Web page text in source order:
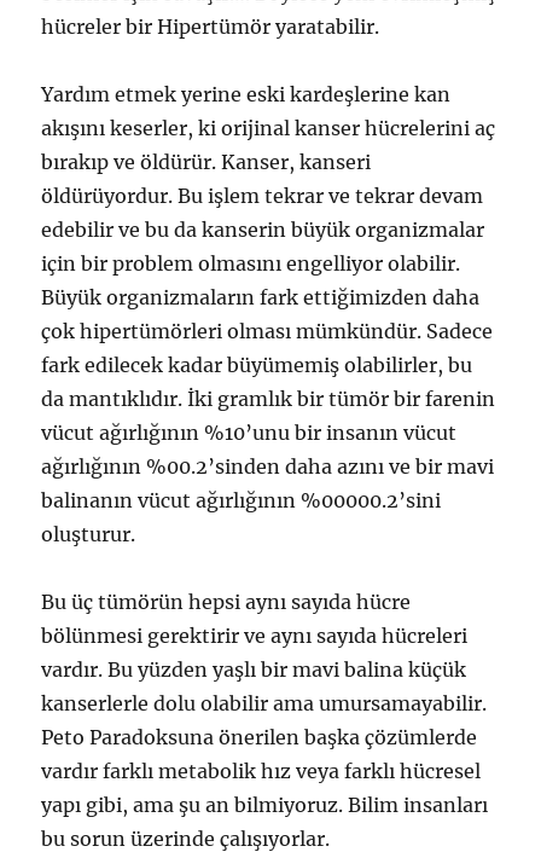
hücreler bir Hipertümör yaratabilir.
Yardım etmek yerine eski kardeşlerine kan
akışını keserler, ki orijinal kanser hücrelerini aç
bırakıp ve öldürür. Kanser, kanseri
öldürüyordur. Bu işlem tekrar ve tekrar devam
edebilir ve bu da kanserin büyük organizmalar
için bir problem olmasını engelliyor olabilir.
Büyük organizmaların fark ettiğimizden daha
çok hipertümörleri olması mümkündür. Sadece
fark edilecek kadar büyümemiş olabilirler, bu
da mantıklıdır. İki gramlık bir tümör bir farenin
vücut ağırlığının %10’unu bir insanın vücut
ağırlığının %00.2’sinden daha azını ve bir mavi
balinanın vücut ağırlığının %00000.2’sini
oluşturur.
Bu üç tümörün hepsi aynı sayıda hücre
bölünmesi gerektirir ve aynı sayıda hücreleri
vardır. Bu yüzden yaşlı bir mavi balina küçük
kanserlerle dolu olabilir ama umursamayabilir.
Peto Paradoksuna önerilen başka çözümlerde
vardır farklı metabolik hız veya farklı hücresel
yapı gibi, ama şu an bilmiyoruz. Bilim insanları
bu sorun üzerinde çalışıyorlar.